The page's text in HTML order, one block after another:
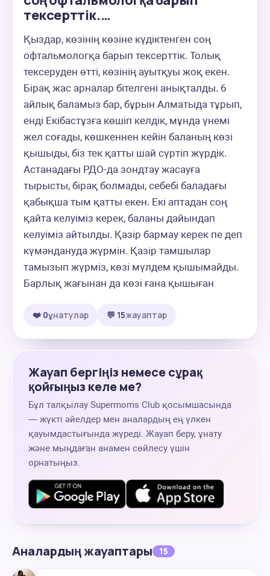
тексерттік.…
Қыздар, көзінің көзіне күдіктенген соң
офтальмологқа барып тексерттік. Толық
тексеруден өтті, көзінің ауытқуы жоқ екен.
Бірақ жас арналар бітелгені анықталды. 6
айлық баламыз бар, бұрын Алматыда тұрып,
енді Екібастұзға көшіп келдік, мұнда үнемі
жел соғады, көшкеннен кейін баланың көзі
қышыды, біз тек қатты шай сүртіп жүрдік.
Астанадағы РДО-да зондтау жасауға
тырысты, бірақ болмады, себебі баладағы
қабықша тым қатты екен. Екі аптадан соң
қайта келуіміз керек, баланы дайындап
келуіміз айтылды. Қазір бармау керек пе деп
күмәндануда жүрмін. Қазір тамшылар
тамызып жүрміз, көзі мүлдем қышымайды.
Барлық жағынан да көзі ғана қышыған
❤️ 0ұнатулар 💬 15жауаптар
Жауап бергіңіз немесе сұрақ
қойғыңыз келе ме?
Бұл талқылау Supermoms Club қосымшасында
— жүкті әйелдер мен аналардың ең үлкен
қауымдастығында жүреді. Жауап беру, ұнату
және мыңдаған анамен сөйлесу үшін
орнатыңыз.
Аналардың жауаптары 15